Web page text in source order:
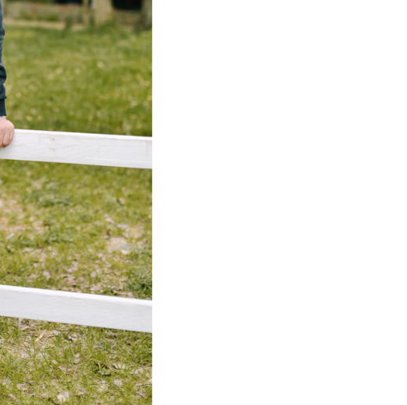
２．關於個人資料處理事宜，請瀏覽以下網址：
https://aftee.tw/terms/#terms3
３．未成年的使用者請事先徵得法定代理人或監護人之同意方可使用
「AFTEE先享後付」，若未經同意申辦者引起之損失，本公司不負相關責
任。
４．使用「AFTEE先享後付」時，將依據個別帳號之用戶狀況，依本公司
即時審查核予不同之上限額度；若仍有額度不足之情形，本公司將視審查
結果請求用戶進行身份認證。
５．嚴禁一人註冊多個帳號或使用他人資訊註冊。若發現惡意使用之情
形，恩沛科技股份有限公司將有權停止該用戶之使用額度並採取法律行
動。